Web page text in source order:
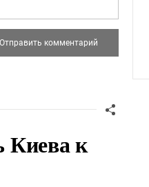
Киева к